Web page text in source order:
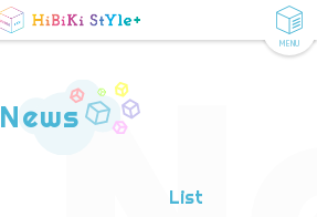
MENU
News
List